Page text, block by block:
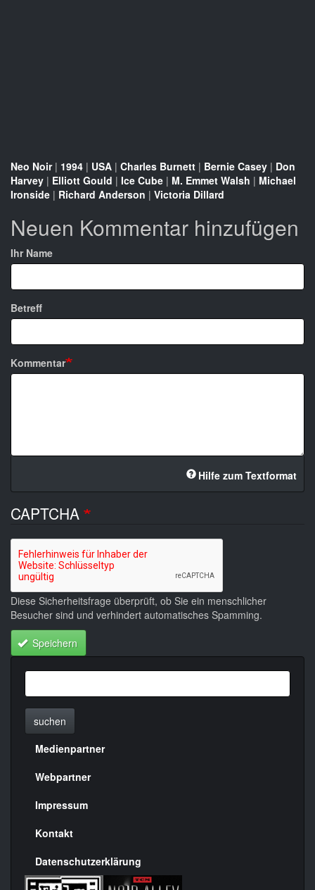
Neo Noir| 1994 | USA | Charles Burnett | Bernie Casey | Don
Harvey | Elliott Gould | Ice Cube | M. Emmet Walsh | Michael
Ironside | Richard Anderson | Victoria Dillard
Neuen Kommentar hinzufügen
Ihr Name
Betreff
Kommentar
Hilfe zum Textformat
CAPTCHA
Diese Sicherheitsfrage überprüft, ob Sie ein menschlicher
Besucher sind und verhindert automatisches Spamming.
Speichern
suchen
Menülinks
rechte
Seite
Medienpartner
Webpartner
Impressum
Kontakt
Datenschutzerklärung